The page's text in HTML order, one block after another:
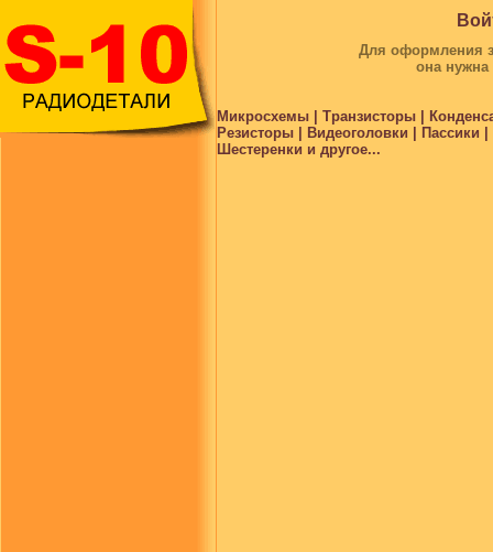
Для оформления
она
Микросхемы | Транзисторы |
Резисторы | Видеоголовки |
Шестеренки и другое...